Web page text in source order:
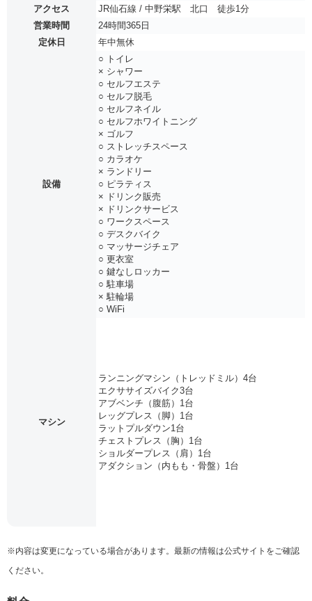
アクセス
JR仙石線 / 中野栄駅 北口 徒歩1分
営業時間
24時間365日
定休日
年中無休
設備
○ トイレ
× シャワー
○ セルフエステ
○ セルフ脱毛
○ セルフネイル
○ セルフホワイトニング
× ゴルフ
○ ストレッチスペース
○ カラオケ
× ランドリー
○ ピラティス
× ドリンク販売
× ドリンクサービス
○ ワークスペース
○ デスクバイク
○ マッサージチェア
○ 更衣室
○ 鍵なしロッカー
○ 駐車場
× 駐輪場
○ WiFi
マシン
ランニングマシン（トレッドミル）4台
エクササイズバイク3台
アブベンチ（腹筋）1台
レッグプレス（脚）1台
ラットプルダウン1台
チェストプレス（胸）1台
ショルダープレス（肩）1台
アダクション（内もも・骨盤）1台
※内容は変更になっている場合があります。最新の情報は公式サイトをご確認
ください。